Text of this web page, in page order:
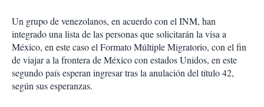
Un grupo de venezolanos, en acuerdo con el INM, han
integrado una lista de las personas que solicitarán la visa a
México, en este caso el Formato Múltiple Migratorio, con el fin
de viajar a la frontera de México con estados Unidos, en este
segundo país esperan ingresar tras la anulación del título 42,
según sus esperanzas.